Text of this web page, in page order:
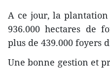
A ce jour, la
936.000 hectares de
plus de 439.000 foyers
Une bonne gestion et